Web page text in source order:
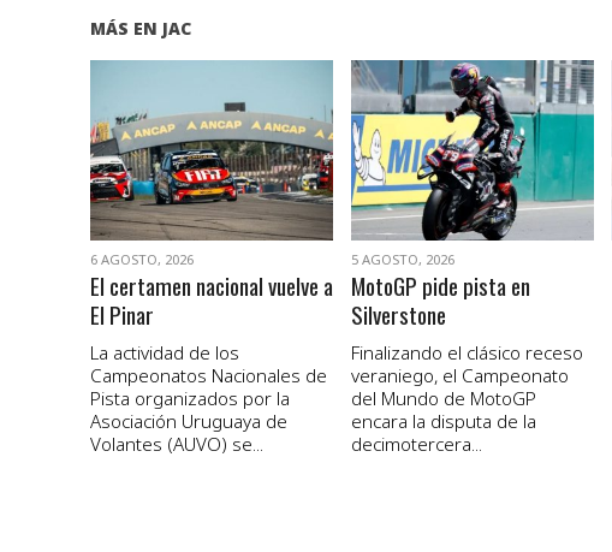
MÁS EN JAC
VER NOTA
6 AGOSTO, 2026
El certamen nacional vuelve a
El Pinar
La actividad de los
Campeonatos Nacionales de
Pista organizados por la
Asociación Uruguaya de
Volantes (AUVO) se...
VER NOTA
5 AGOSTO, 2026
MotoGP pide pista en
Silverstone
Finalizando el clásico receso
veraniego, el Campeonato
del Mundo de MotoGP
encara la disputa de la
decimotercera...